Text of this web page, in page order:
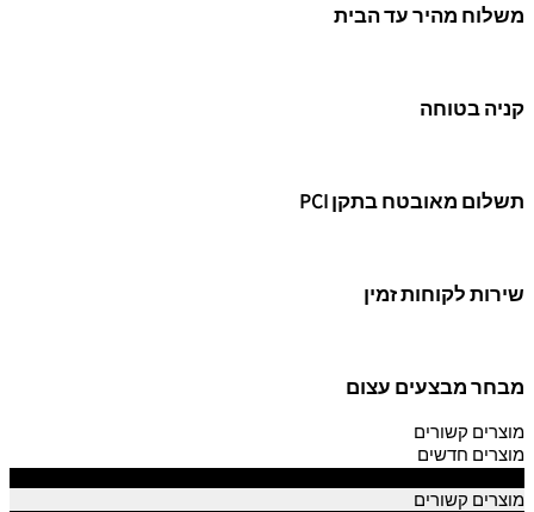
משלוח מהיר עד הבית
קניה בטוחה
תשלום מאובטח בתקן PCI
שירות לקוחות זמין
מבחר מבצעים עצום
מוצרים קשורים
מוצרים חדשים
מוצרים קשורים